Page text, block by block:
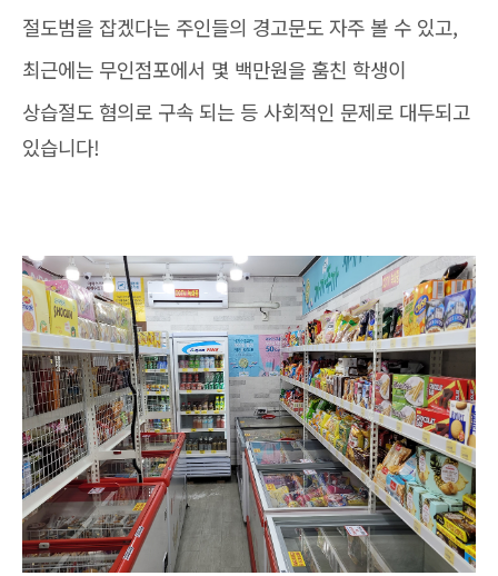
절도범을 잡겠다는 주인들의 경고문도 자주 볼 수 있고,
최근에는 무인점포에서 몇 백만원을 훔친 학생이
상습절도 혐의로 구속 되는 등 사회적인 문제로 대두되고
있습니다!